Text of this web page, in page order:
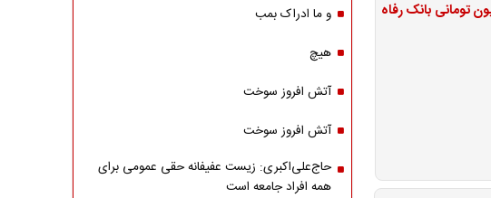
و ما ادراک بمب
هیچ
آتش افروز سوخت
آتش افروز سوخت
حاج‌علی‌اکبری: زیست عفیفانه حقی عمومی برای
همه افراد جامعه است